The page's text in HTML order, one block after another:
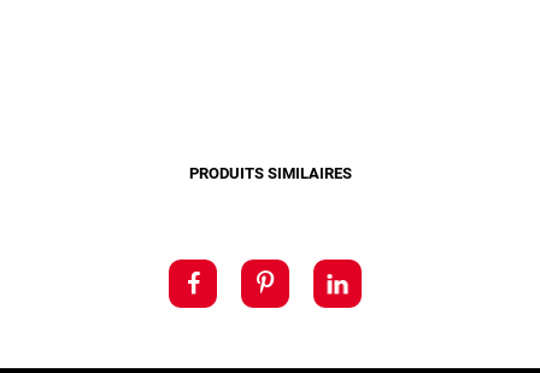
PRODUITS SIMILAIRES